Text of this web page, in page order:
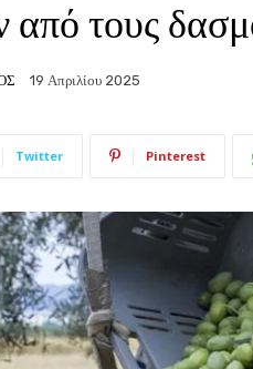
από τους
19 Απριλίου 2025
Twitter Pinterest